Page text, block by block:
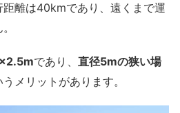
離は40kmであり、遠くまで運
であり、 直径5mの狭い場
うメリットがあります。